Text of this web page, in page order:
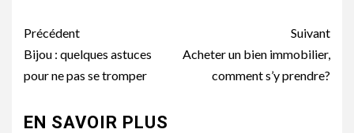
Navigation
d’article
Précédent
Bijou : quelques astuces
pour ne pas se tromper
Suivant
Acheter un bien immobilier,
comment s’y prendre?
EN SAVOIR PLUS